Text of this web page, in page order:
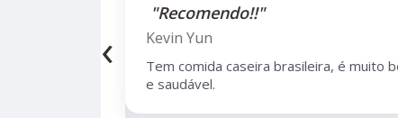
"Recomendo!!"
Kevin Yun
Tem comida caseira brasileira, é muito boa
e saudável.
‹